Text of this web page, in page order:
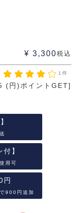
¥ 3,300税込
1件
(円)ポイントGET]
】
用可
円
900円追加